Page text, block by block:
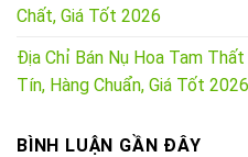
Chất, Giá Tốt 2026
Địa Chỉ Bán Nụ Hoa Tam
Tín, Hàng Chuẩn, Giá Tốt 2026
BÌNH LUẬN GẦN ĐÂY